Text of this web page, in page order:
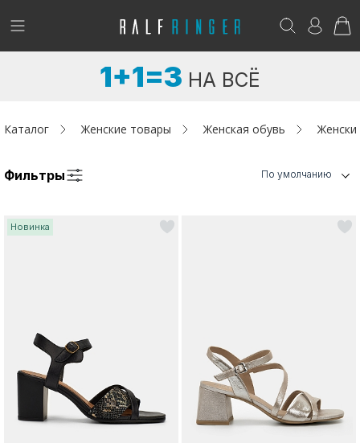
!
Женщинам
Адреса магазинов
Возникли вопросы? - club@ralf.ru
1+1=3 НА ВСЁ
Каталог Женские товары Женская обувь
Фильтры По умолчанию
Новинка